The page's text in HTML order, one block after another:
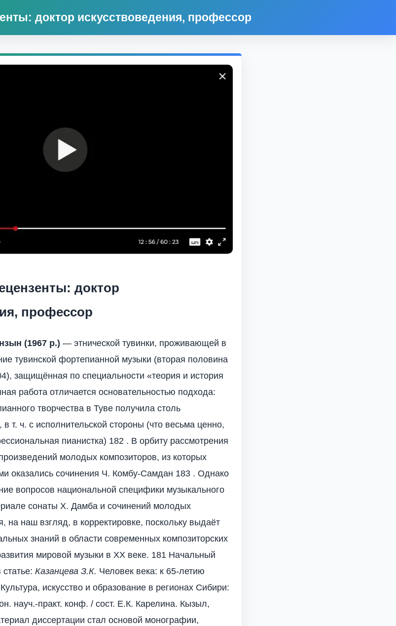
доктор искусствоведения, профессор
доктор
профессор
(1967 р.) — этнической тувинки, проживающей в
тувинской фортепианной музыки (вторая половина
защищённая по специальности «теория и история
работа отличается основательностью подхода:
творчества в Туве получила столь
т. ч. с исполнительской стороны (что весьма ценно,
пианистка) 182 . В орбиту рассмотрения
молодых композиторов, из которых
оказались сочинения Ч. Комбу-Самдан 183 . Однако
вопросов национальной специфики музыкального
сонаты X. Дамба и сочинений молодых
на наш взгляд, в корректировке, поскольку выдаёт
знаний в области современных композиторских
мировой музыки в XX веке. 181 Начальный
Казанцева З.К. Человек века: к 65-летию
искусство и образование в регионах Сибири:
науч.-практ. конф. / сост. Е.К. Карелина. Кызыл,
диссертации стал основой монографии,